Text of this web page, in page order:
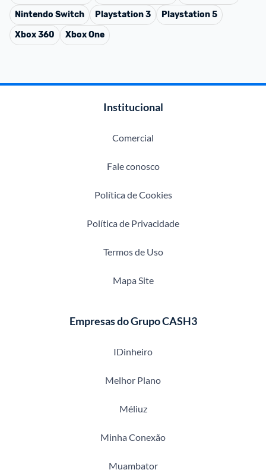
Nintendo Switch
Playstation 3
Playstation 5
Xbox 360
Xbox One
Institucional
Comercial
Fale conosco
Política de Cookies
Política de Privacidade
Termos de Uso
Mapa Site
Empresas do Grupo CASH3
IDinheiro
Melhor Plano
Méliuz
Minha Conexão
Muambator